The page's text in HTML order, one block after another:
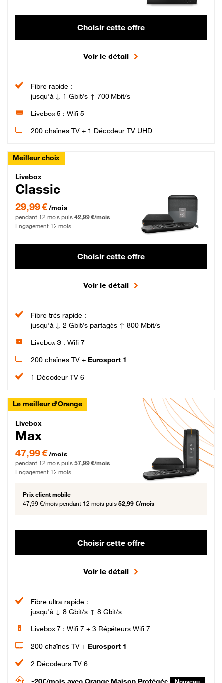
Choisir cette offre
Voir le détail
Fibre rapide :
jusqu'à ↓ 1 Gbit/s ↑ 700 Mbit/s
Livebox 5 : Wifi 5
200 chaînes TV + 1 Décodeur TV UHD
Meilleur choix
Livebox Classic Fibre
Livebox
Classic
29,99 € par mois pendant 12 mois puis 42,99 € par mois, Engagement 12 mois
29,99 €/mois
pendant 12 mois puis 42,99 €/mois
Engagement 12 mois
Choisir cette offre
Voir le détail
Fibre très rapide :
jusqu'à ↓ 2 Gbit/s partagés ↑ 800 Mbit/s
Livebox S : Wifi 7
200 chaînes TV + Eurosport 1
1 Décodeur TV 6
Le meilleur d'Orange
Livebox Max Fibre
Livebox
Max
47,99 € par mois pendant 12 mois puis 57,99 € par mois, Engagement 12 mois
47,99 €/mois
pendant 12 mois puis 57,99 €/mois
Engagement 12 mois
Prix client mobile
47,99 €/mois pendant 12 mois puis 52,99 €/mois
Choisir cette offre
Voir le détail
Fibre ultra rapide :
jusqu'à ↓ 8 Gbit/s ↑ 8 Gbit/s
Livebox 7 : Wifi 7 + 3 Répéteurs Wifi 7
200 chaînes TV + Eurosport 1
2 Décodeurs TV 6
-20€/mois avec Orange Maison Protégée Nouveau